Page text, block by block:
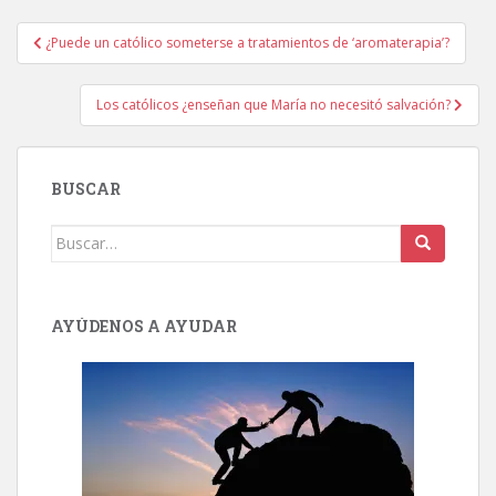
Navegación
de
entradas
¿Puede un católico someterse a tratamientos de ‘aromaterapia’?
Los católicos ¿enseñan que María no necesitó salvación?
BUSCAR
Buscar:
AYÚDENOS A AYUDAR